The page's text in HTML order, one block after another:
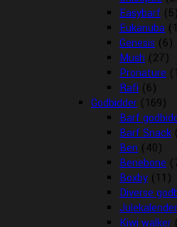
Easybarf (5)
Eukanuba
Genesis (6)
Mush (27)
Pronature
Rafi (6)
Godbidder (169)
Barf
Barf Snack
Ben (40)
Benebone
Boxby (11)
Diverse
Julekalender
Kiwi walker